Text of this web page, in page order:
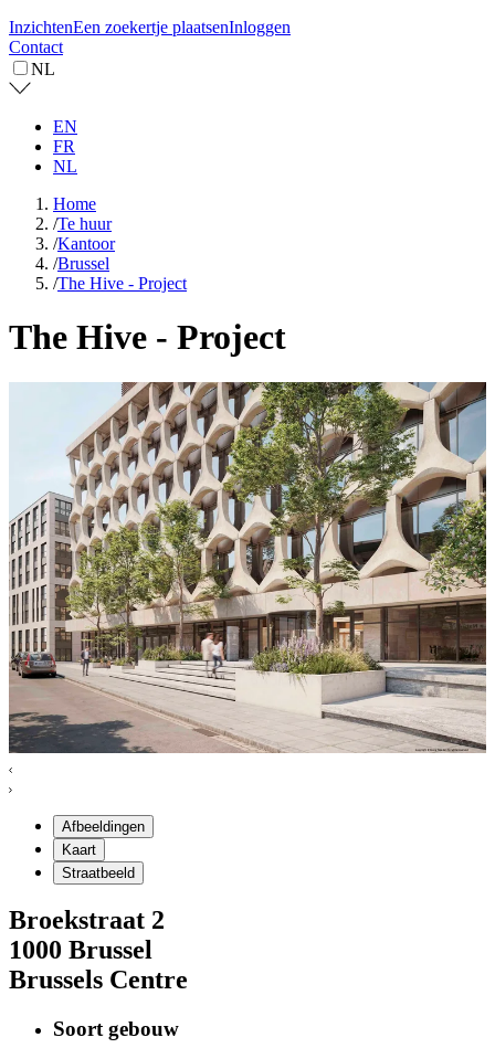
InzichtenEen zoekertje plaatsenInloggen
Contact
NL
EN
FR
NL
Home
/Te huur
/Kantoor
/Brussel
/The Hive - Project
The Hive - Project
Afbeeldingen
Kaart
Straatbeeld
Broekstraat 2
1000 Brussel
Brussels Centre
Soort gebouw